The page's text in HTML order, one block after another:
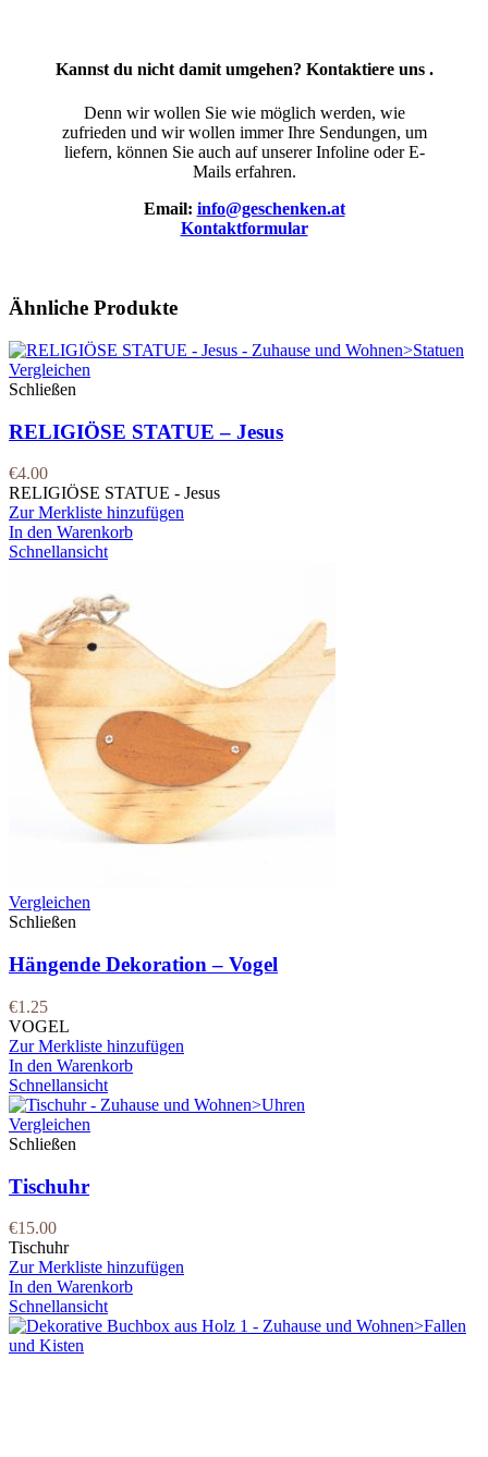
Kannst du nicht damit umgehen? Kontaktiere uns .
Denn wir wollen Sie wie möglich werden, wie
zufrieden und wir wollen immer Ihre Sendungen, um
liefern, können Sie auch auf unserer Infoline oder E-
Mails erfahren.
Email: info@geschenken.at
Kontaktformular
Ähnliche Produkte
Vergleichen
Schließen
RELIGIÖSE STATUE – Jesus
€4.00
RELIGIÖSE STATUE - Jesus
Zur Merkliste hinzufügen
In den Warenkorb
Schnellansicht
Vergleichen
Schließen
Hängende Dekoration – Vogel
€1.25
VOGEL
Zur Merkliste hinzufügen
In den Warenkorb
Schnellansicht
Vergleichen
Schließen
Tischuhr
€15.00
Tischuhr
Zur Merkliste hinzufügen
In den Warenkorb
Schnellansicht